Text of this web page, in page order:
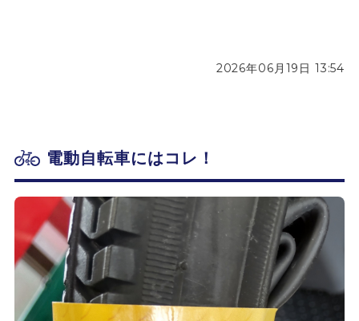
2026年06月19日 13:54
電動自転車にはコレ！